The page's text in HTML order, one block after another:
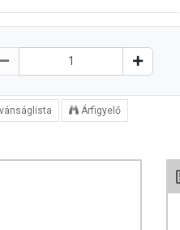
Árfigyelő